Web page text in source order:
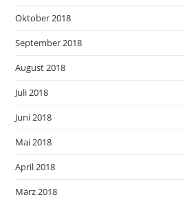
Oktober 2018
September 2018
August 2018
Juli 2018
Juni 2018
Mai 2018
April 2018
März 2018